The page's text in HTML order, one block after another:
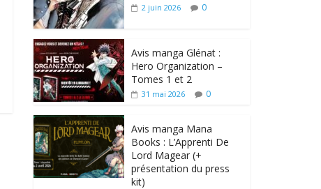
2 juin 2026 0
Avis manga Glénat :
Hero Organization –
Tomes 1 et 2
31 mai 2026 0
Avis manga Mana
Books : L’Apprenti De
Lord Magear (+
présentation du press
kit)